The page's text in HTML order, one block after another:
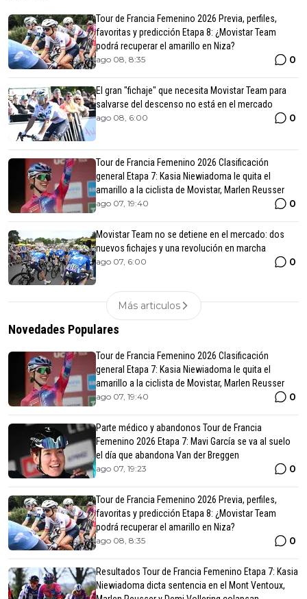
Tour de Francia Femenino 2026 Previa, perfiles,
favoritas y predicción Etapa 8: ¿Movistar Team
podrá recuperar el amarillo en Niza?
ago 08, 8:35 0
El gran "fichaje" que necesita Movistar Team para
salvarse del descenso no está en el mercado
ago 08, 6:00 0
Tour de Francia Femenino 2026 Clasificación
general Etapa 7: Kasia Niewiadoma le quita el
amarillo a la ciclista de Movistar, Marlen Reusser
ago 07, 19:40 0
Movistar Team no se detiene en el mercado: dos
nuevos fichajes y una revolución en marcha
ago 07, 6:00 0
Más articulos
Novedades Populares
Tour de Francia Femenino 2026 Clasificación
general Etapa 7: Kasia Niewiadoma le quita el
amarillo a la ciclista de Movistar, Marlen Reusser
ago 07, 19:40 0
Parte médico y abandonos Tour de Francia
Femenino 2026 Etapa 7: Mavi García se va al suelo
el día que abandona Van der Breggen
ago 07, 19:23 0
Tour de Francia Femenino 2026 Previa, perfiles,
favoritas y predicción Etapa 8: ¿Movistar Team
podrá recuperar el amarillo en Niza?
ago 08, 8:35 0
Resultados Tour de Francia Femenino Etapa 7: Kasia
Niewiadoma dicta sentencia en el Mont Ventoux,